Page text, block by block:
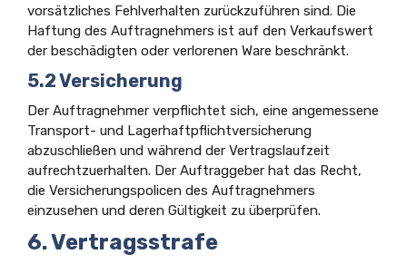
vorsätzliches Fehlverhalten zurückzuführen sind. Die
Haftung des Auftragnehmers ist auf den Verkaufswert
der beschädigten oder verlorenen Ware beschränkt.
5.2 Versicherung
Der Auftragnehmer verpflichtet sich, eine angemessene
Transport- und Lagerhaftpflichtversicherung
abzuschließen und während der Vertragslaufzeit
aufrechtzuerhalten. Der Auftraggeber hat das Recht,
die Versicherungspolicen des Auftragnehmers
einzusehen und deren Gültigkeit zu überprüfen.
6. Vertragsstrafe